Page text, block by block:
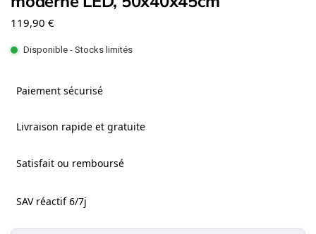
119,90 €
Disponible - Stocks limités
Paiement sécurisé
Livraison rapide et gratuite
Satisfait ou remboursé
SAV réactif 6/7j